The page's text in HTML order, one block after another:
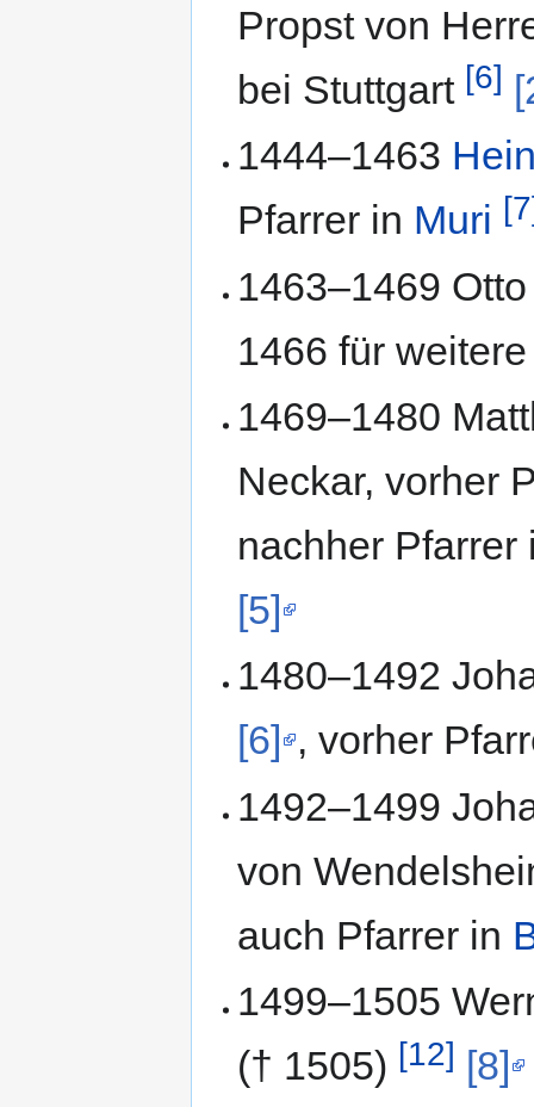
Propst von
bei Stuttgart [6]
1444–1463
Pfarrer in Muri
1463–1469
1466 für
1469–1480
Neckar, vorher
nachher
[5]
1480–1492
[6] , vorher
1492–1499
von
auch Pfarrer in
1499–1505
(† 1505) [12] [8]